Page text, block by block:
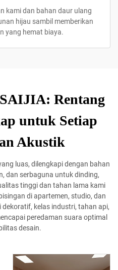
kami dan bahan daur ulang
hijau sambil memberikan
yang hemat biaya.
Rentang
untuk Setiap
Akustik
luas, dilengkapi dengan bahan
dan serbaguna untuk dinding,
tinggi dan tahan lama kami
di apartemen, studio, dan
kelas industri, tahan api,
peredaman suara optimal
desain.